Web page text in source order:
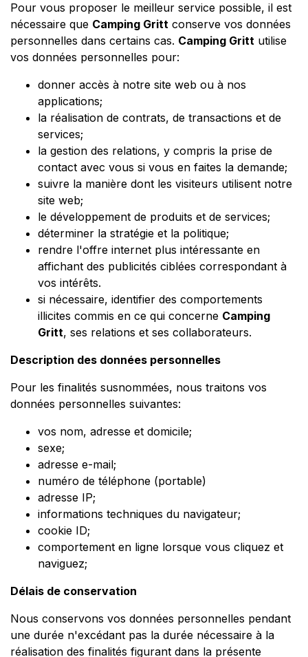
Pour vous proposer le meilleur service possible, il est
nécessaire que Camping Gritt conserve vos données
personnelles dans certains cas. Camping Gritt utilise
vos données personnelles pour:
donner accès à notre site web ou à nos
applications;
la réalisation de contrats, de transactions et de
services;
la gestion des relations, y compris la prise de
contact avec vous si vous en faites la demande;
suivre la manière dont les visiteurs utilisent notre
site web;
le développement de produits et de services;
déterminer la stratégie et la politique;
rendre l'offre internet plus intéressante en
affichant des publicités ciblées correspondant à
vos intérêts.
si nécessaire, identifier des comportements
illicites commis en ce qui concerne Camping
Gritt, ses relations et ses collaborateurs.
Description des données personnelles
Pour les finalités susnommées, nous traitons vos
données personnelles suivantes:
vos nom, adresse et domicile;
sexe;
adresse e-mail;
numéro de téléphone (portable)
adresse IP;
informations techniques du navigateur;
cookie ID;
comportement en ligne lorsque vous cliquez et
naviguez;
Délais de conservation
Nous conservons vos données personnelles pendant
une durée n'excédant pas la durée nécessaire à la
réalisation des finalités figurant dans la présente